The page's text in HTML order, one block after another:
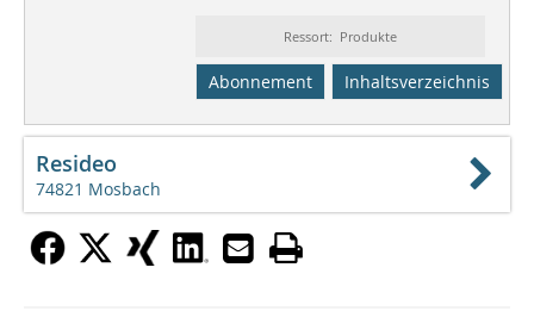
Ressort: Produkte
Abonnement Inhaltsverzeichnis
Resideo
74821 Mosbach